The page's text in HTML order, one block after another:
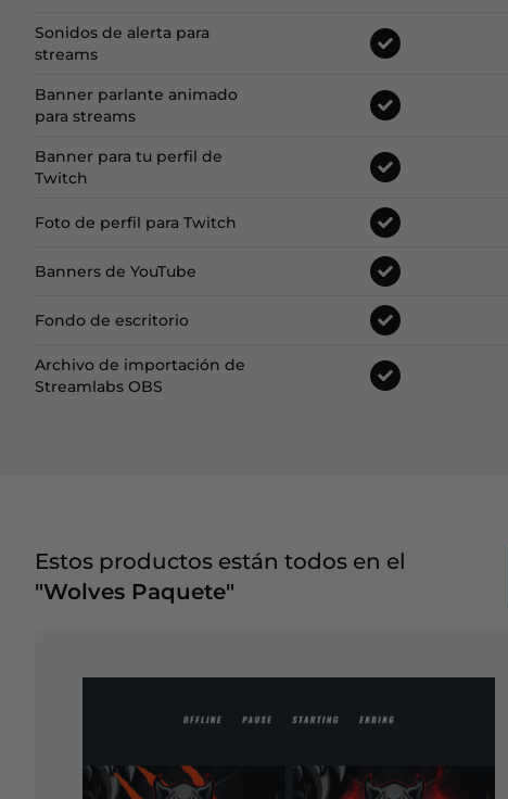
Sonidos de alerta para
streams
Banner parlante animado
para streams
Banner para tu perfil de
Twitch
Foto de perfil para Twitch
Banners de YouTube
Fondo de escritorio
Archivo de importación de
Streamlabs OBS
Estos productos están todos en el
"Wolves Paquete"